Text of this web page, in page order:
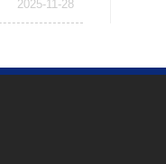
2025-11-28